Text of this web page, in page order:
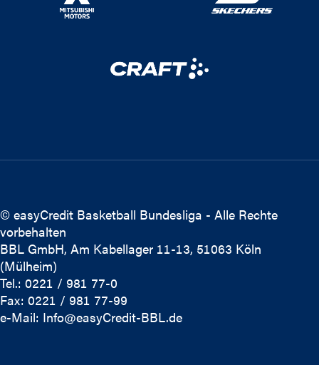
© easyCredit Basketball Bundesliga - Alle Rechte
vorbehalten
BBL GmbH, Am Kabellager 11-13, 51063 Köln
(Mülheim)
Tel.: 0221 / 981 77-0
Fax: 0221 / 981 77-99
e-Mail: Info@easyCredit-BBL.de